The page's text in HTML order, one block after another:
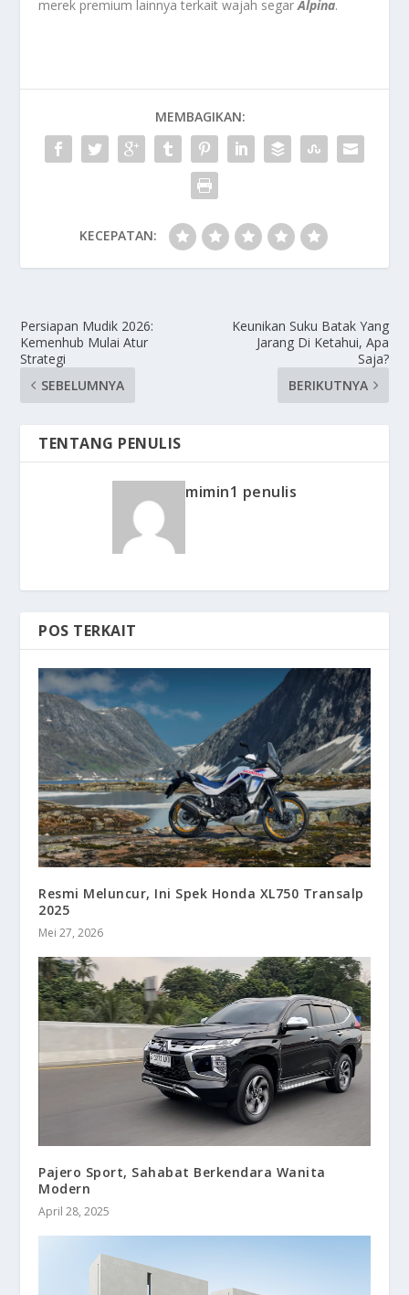
merek premium lainnya terkait wajah segarAlpina.
MEMBAGIKAN:
KECEPATAN:
Persiapan Mudik 2026:
Kemenhub Mulai Atur
Strategi
SEBELUMNYA
Keunikan Suku Batak Yang
Jarang Di Ketahui, Apa
Saja?
BERIKUTNYA
TENTANG PENULIS
mimin1 penulis
POS TERKAIT
Resmi Meluncur, Ini Spek Honda XL750 Transalp
2025
Mei 27, 2026
Pajero Sport, Sahabat Berkendara Wanita
Modern
April 28, 2025